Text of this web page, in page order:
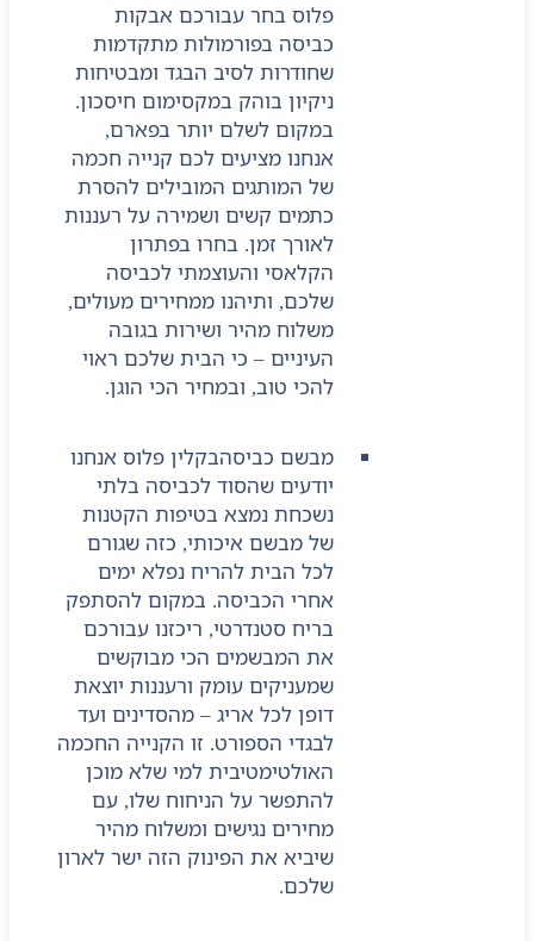
פלוס בחר עבורכם אבקות
כביסה בפורמולות מתקדמות
שחודרות לסיב הבגד ומבטיחות
ניקיון בוהק במקסימום חיסכון.
במקום לשלם יותר בפארם,
אנחנו מציעים לכם קנייה חכמה
של המותגים המובילים להסרת
כתמים קשים ושמירה על רעננות
לאורך זמן. בחרו בפתרון
הקלאסי והעוצמתי לכביסה
שלכם, ותיהנו ממחירים מעולים,
משלוח מהיר ושירות בגובה
העיניים – כי הבית שלכם ראוי
להכי טוב, ובמחיר הכי הוגן.
מבשם כביסהבקלין פלוס אנחנו
יודעים שהסוד לכביסה בלתי
נשכחת נמצא בטיפות הקטנות
של מבשם איכותי, כזה שגורם
לכל הבית להריח נפלא ימים
אחרי הכביסה. במקום להסתפק
בריח סטנדרטי, ריכזנו עבורכם
את המבשמים הכי מבוקשים
שמעניקים עומק ורעננות יוצאת
דופן לכל אריג – מהסדינים ועד
לבגדי הספורט. זו הקנייה החכמה
האולטימטיבית למי שלא מוכן
להתפשר על הניחוח שלו, עם
מחירים נגישים ומשלוח מהיר
שיביא את הפינוק הזה ישר לארון
שלכם.